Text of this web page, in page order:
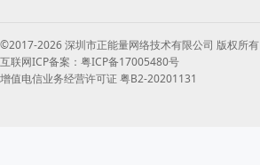
©2017-2026 深圳市正能量网络技术有限公司 版权所有
互联网ICP备案：粤ICP备17005480号
增值电信业务经营许可证 粤B2-20201131